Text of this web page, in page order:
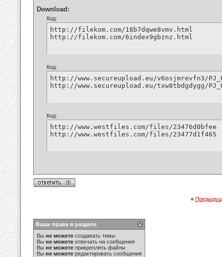
Download:
Код:
http://filekom.com/18b7dqwe8vmv.html
http://filekom.com/6index9gbznz.html
Код:
http://www.secureupload.eu/v6osjmrevfn3/
http://www.secureupload.eu/txw8tbdgdygg/
Код:
http://www.westfiles.com/files/23476d0bfee
http://www.westfiles.com/files/23477d1f465
«
Ваши права в разделе
Вы не можете создавать темы
Вы не можете отвечать на сообщения
Вы не можете прикреплять файлы
Вы не можете редактировать сообщения